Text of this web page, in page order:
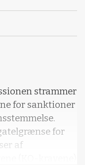
strammer
for sanktioner
for
af